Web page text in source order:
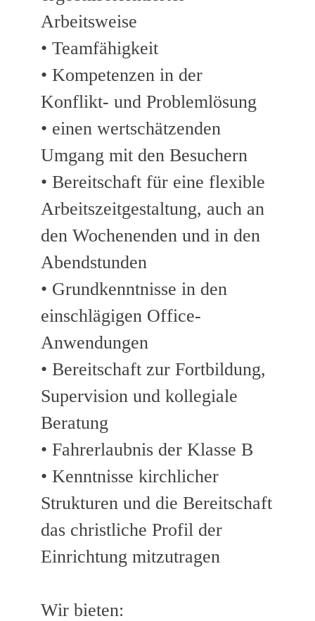
Arbeitsweise
• Teamfähigkeit
• Kompetenzen in der
Konflikt- und Problemlösung
• einen wertschätzenden
Umgang mit den Besuchern
• Bereitschaft für eine flexible
Arbeitszeitgestaltung, auch an
den Wochenenden und in den
Abendstunden
• Grundkenntnisse in den
einschlägigen Office-
Anwendungen
• Bereitschaft zur Fortbildung,
Supervision und kollegiale
Beratung
• Fahrerlaubnis der Klasse B
• Kenntnisse kirchlicher
Strukturen und die Bereitschaft
das christliche Profil der
Einrichtung mitzutragen
Wir bieten: